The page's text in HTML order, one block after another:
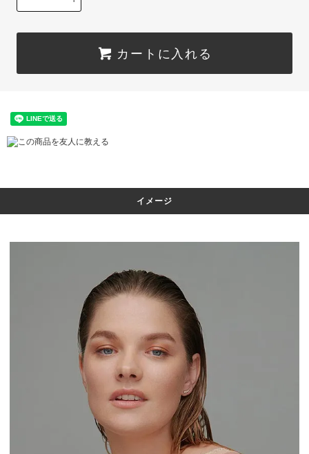
カートに入れる
この商品を友人に教える
イメージ